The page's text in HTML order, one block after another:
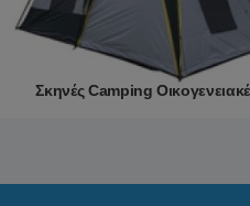
Σκηνές Camping